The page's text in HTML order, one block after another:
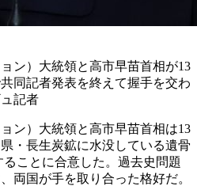
ン）大統領と高市早苗首相が13
同記者発表を終えて握手を交わ
記者
ン）大統領と高市早苗首相は13
・長生炭鉱に水没している遺骨
ことに合意した。過去史問題
両国が手を取り合った格好だ。